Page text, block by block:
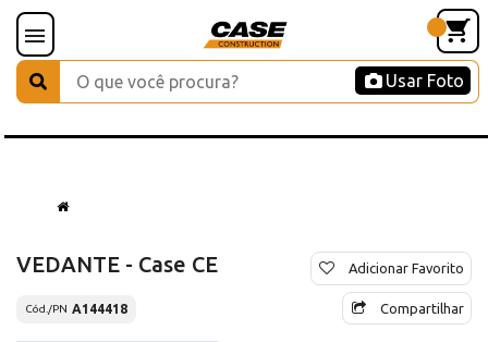
Usar Foto
VEDANTE - Case CE
Cód./PN A144418
Adicionar Favorito
Compartilhar